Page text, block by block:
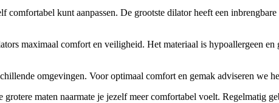
kunt aanpassen. De grootste dilator heeft een
maximaal comfort en veiligheid. Het materiaal is hypoallergeen
omgevingen. Voor optimaal comfort en gemak adviseren we
maten naarmate je jezelf meer comfortabel voelt. Regelmatig